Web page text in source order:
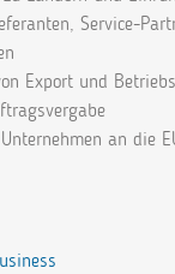
Service-
Export und
an die